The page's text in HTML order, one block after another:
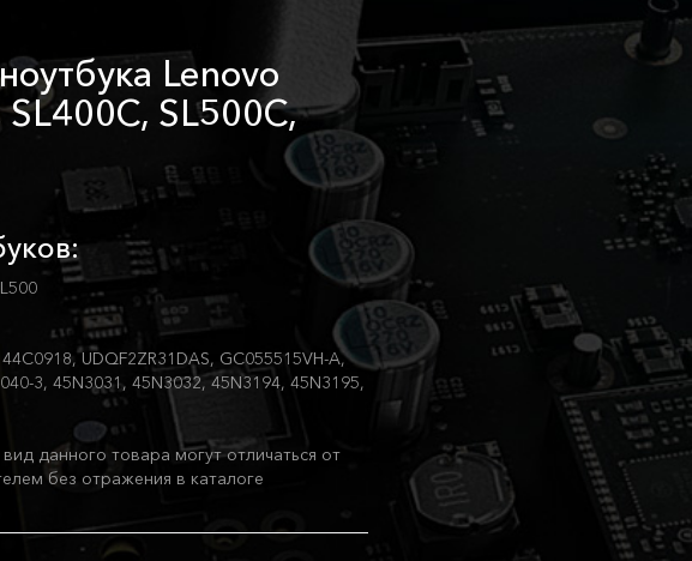
Lenovo
SL500C,
UDQF2ZR31DAS, GC055515VH-A,
3, 45N3031, 45N3032, 45N3194, 45N3195,
данного товара могут отличаться от
без отражения в каталоге